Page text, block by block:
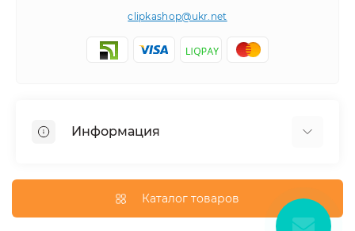
clipkashop@ukr.net
Информация
Контакты
Каталог товаров